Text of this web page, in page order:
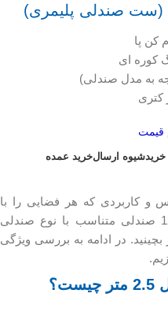
کن پا
کتری
قیمت
خریدشیوه ارسالخرید عمده
و کاربردی که هر فضایی را با
گرمایشی دلنشین پر میکند. 8 الی 12 صندلی متناسب با نوع صندلی
بچینید. در ادامه به بررسی ویژگی